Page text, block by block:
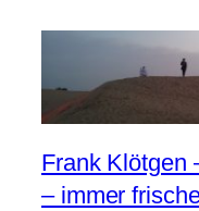
Frank Klötgen
– immer